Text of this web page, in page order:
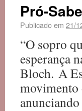
Pró-
Publicado em 21/
“O sopro
esperança
Bloch. A
movimento